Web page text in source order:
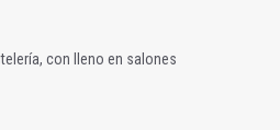
con lleno en salones